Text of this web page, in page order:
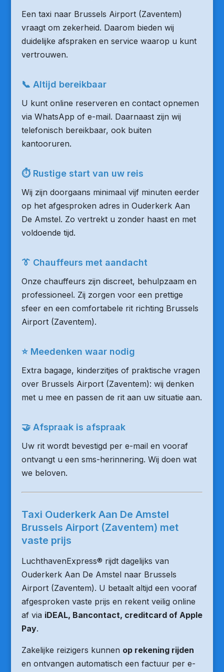
Een taxi naar Brussels Airport (Zaventem)
vraagt om zekerheid. Daarom bieden wij
duidelijke afspraken en service waarop u kunt
vertrouwen.
📞 Altijd bereikbaar
U kunt online reserveren en contact opnemen
via WhatsApp of e-mail. Daarnaast zijn wij
telefonisch bereikbaar, ook buiten
kantooruren.
⏱ Rustige start van uw reis
Wij zijn doorgaans minimaal vijf minuten eerder
op het afgesproken adres in Ouderkerk Aan
De Amstel. Zo vertrekt u zonder haast en met
voldoende tijd.
👔 Chauffeurs met aandacht
Onze chauffeurs zijn discreet, behulpzaam en
professioneel. Zij zorgen voor een prettige
sfeer en een comfortabele rit richting Brussels
Airport (Zaventem).
⭐ Meedenken waar nodig
Extra bagage, kinderzitjes of praktische vragen
over Brussels Airport (Zaventem): wij denken
met u mee en passen de rit aan uw situatie aan.
🤝 Afspraak is afspraak
Uw rit wordt bevestigd per e-mail en vooraf
ontvangt u een sms-herinnering. Wij doen wat
we beloven.
Taxi Ouderkerk Aan De Amstel
Brussels Airport (Zaventem) met
vaste prijs
LuchthavenExpress® rijdt dagelijks van
Ouderkerk Aan De Amstel naar Brussels
Airport (Zaventem). U betaalt altijd een vooraf
afgesproken vaste prijs en rekent veilig online
af via iDEAL, Bancontact, creditcard of Apple
Pay.
Zakelijke reizigers kunnen op rekening rijden
en ontvangen automatisch een factuur per e-